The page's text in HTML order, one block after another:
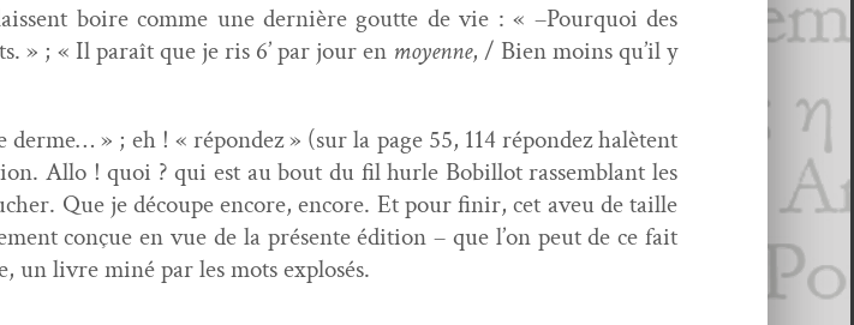
boire comme une dernière goutte de vie : « –Pourquoi des
» ; « Il paraît que je ris 6’ par jour en moyenne, / Bien moins qu’il y
» ; eh ! « répon­dez » (sur la page 55, 114 répon­dez halè­tent
Allo ! quoi ? qui est au bout du fil hurle Bobil­lot rassem­blant les
Que je découpe encore, encore. Et pour finir, cet aveu de taille
conçue en vue de la présente édi­tion – que l’on peut de ce fait
un livre miné par les mots explosés.